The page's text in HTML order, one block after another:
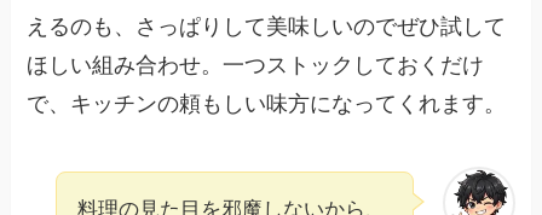
えるのも、さっぱりして美味しいのでぜひ試して
ほしい組み合わせ。一つストックしておくだけ
で、キッチンの頼もしい味方になってくれます。
料理の見た目を邪魔しないから、